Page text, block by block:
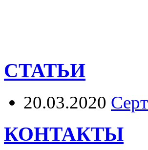
СТАТЬИ
20.03.2020
КОНТАКТЫ